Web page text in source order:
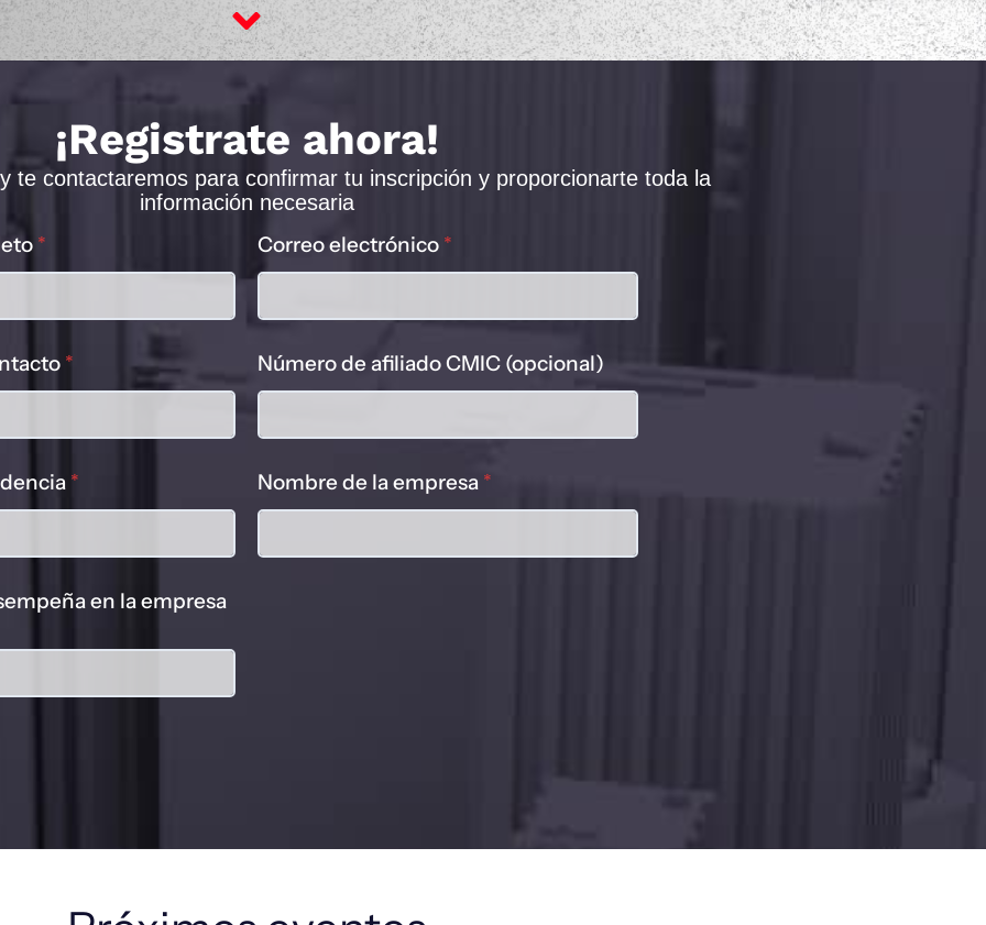
¡Registrate ahora!
te contactaremos para confirmar tu inscripción y proporcionarte toda la
información necesaria
* Correo electrónico *
* Número de afiliado CMIC (opcional)
* Nombre de la empresa *
en la empresa